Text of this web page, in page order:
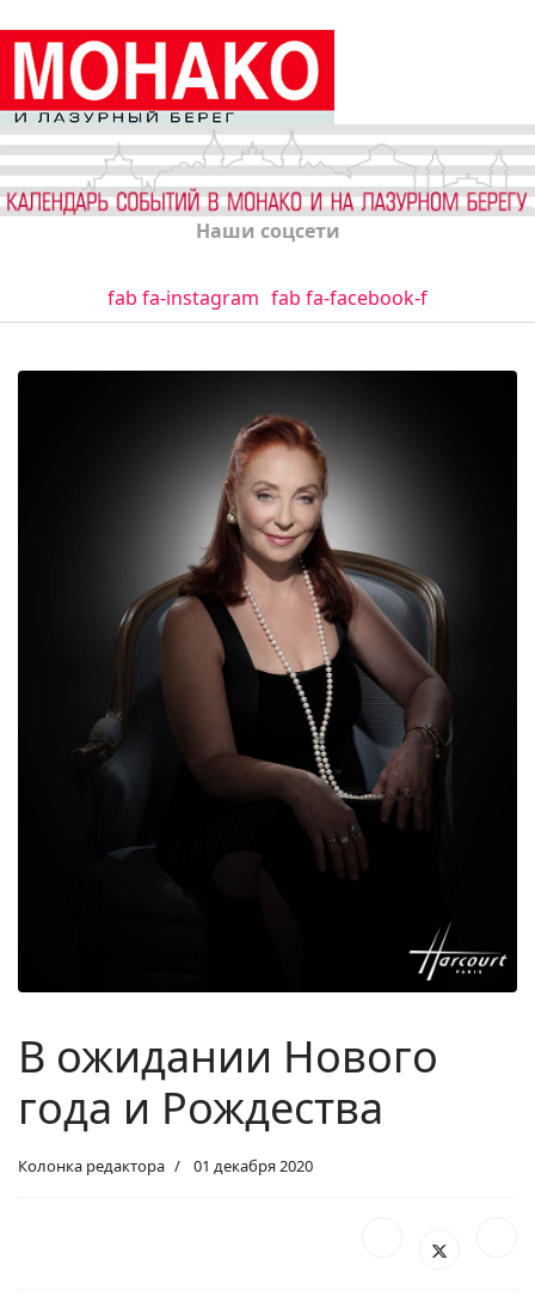
Наши соцсети
fab fa-instagram fab fa-facebook-f
В ожидании Нового
года и Рождества
Колонка редактора 01 декабря 2020